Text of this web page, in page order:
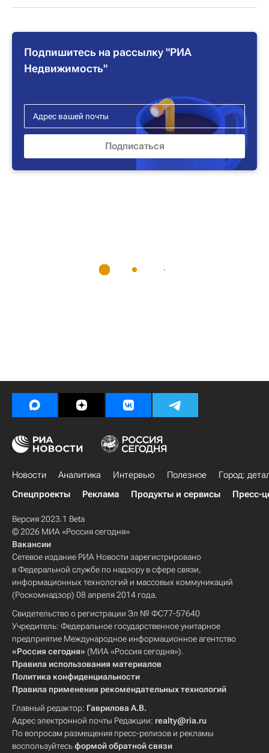
Подпишитесь на рассылку "РИА
Недвижимость"
Новости Аналитика Интервью Полезное
Город:
Спецпроекты
Реклама Продукты и сервисы Пресс-
Версия 2023.1 Beta
© 2026 МИА «Россия сегодня»
Вакансии
Сетевое издание РИА Новости зарегистрировано
в Федеральной службе по надзору в сфере связи,
информационных технологий и массовых коммуникаций
(Роскомнадзор) 08 апреля 2014 года.
Свидетельство о регистрации Эл № ФС77-57640
Учредитель: Федеральное государственное унитарное
предприятие Международное информационное агентство
«Россия сегодня» (МИА «Россия сегодня»).
Правила использования материалов
Политика конфиденциальности
Правила применения рекомендательных технологий
Главный редактор: Гаврилова А.В.
Адрес электронной почты Редакции: realty@ria.ru
По вопросам размещения пресс-релизов и рекламы
воспользуйтесьформой обратной связи